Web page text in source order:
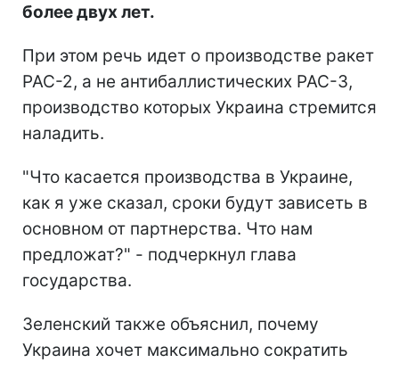
более двух лет.
При этом речь идет о производстве ракет
PAC-2, а не антибаллистических PAC-3,
производство которых Украина стремится
наладить.
"Что касается производства в Украине,
как я уже сказал, сроки будут зависеть в
основном от партнерства. Что нам
предложат?" - подчеркнул глава
государства.
Зеленский также объяснил, почему
Украина хочет максимально сократить